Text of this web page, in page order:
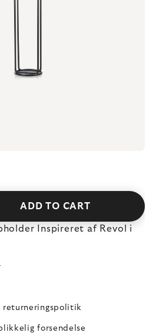
ADD TO CART
Inspireret af Revol i
returneringspolitik
forsendelse